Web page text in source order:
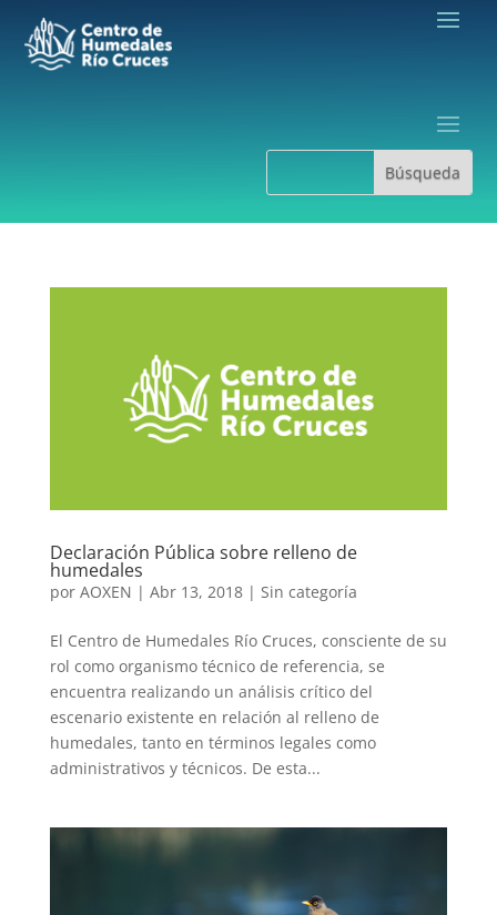
Declaración Pública sobre relleno de
humedales
por AOXEN | Abr 13, 2018| Sin categoría
El Centro de Humedales Río Cruces, consciente de su
rol como organismo técnico de referencia, se
encuentra realizando un análisis crítico del
escenario existente en relación al relleno de
humedales, tanto en términos legales como
administrativos y técnicos. De esta...